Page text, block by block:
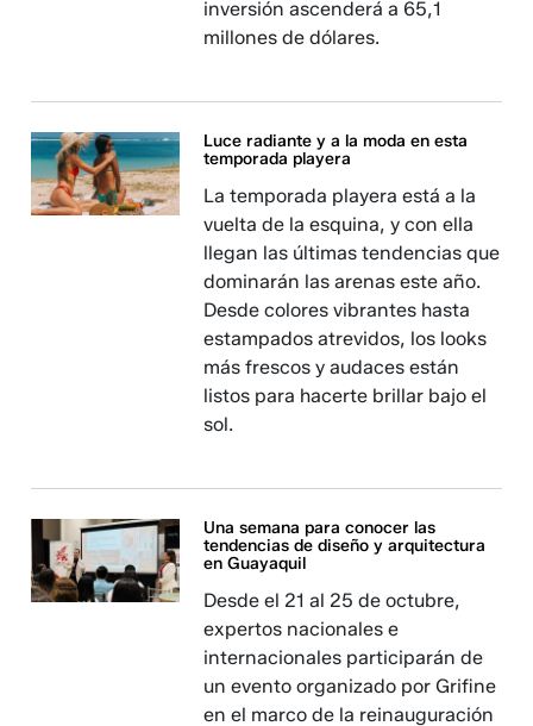
inversión ascenderá a 65,1
millones de dólares.
Luce radiante y a la moda en esta
temporada playera
La temporada playera está a la
vuelta de la esquina, y con ella
llegan las últimas tendencias que
dominarán las arenas este año.
Desde colores vibrantes hasta
estampados atrevidos, los looks
más frescos y audaces están
listos para hacerte brillar bajo el
sol.
Una semana para conocer las
tendencias de diseño y arquitectura
en Guayaquil
Desde el 21 al 25 de octubre,
expertos nacionales e
internacionales participarán de
un evento organizado por Grifine
en el marco de la reinauguración